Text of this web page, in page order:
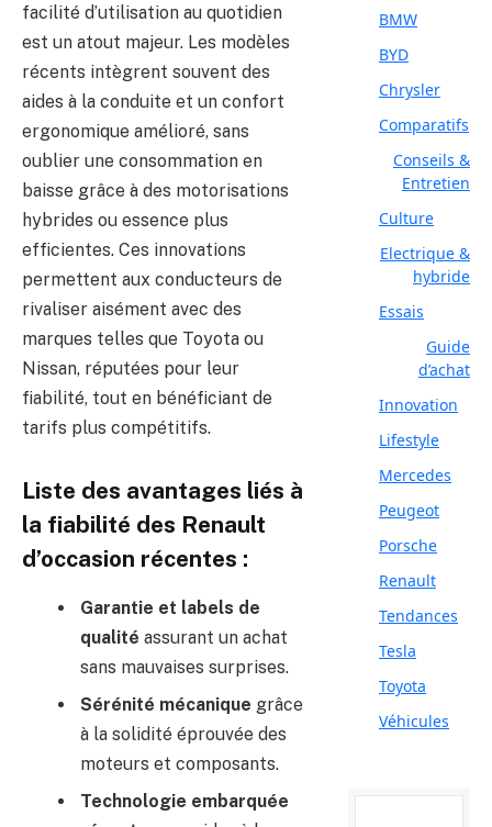
facilité d’utilisation au quotidien
est un atout majeur. Les modèles
récents intègrent souvent des
aides à la conduite et un confort
ergonomique amélioré, sans
oublier une consommation en
baisse grâce à des motorisations
hybrides ou essence plus
efficientes. Ces innovations
permettent aux conducteurs de
rivaliser aisément avec des
marques telles que Toyota ou
Nissan, réputées pour leur
fiabilité, tout en bénéficiant de
tarifs plus compétitifs.
Liste des avantages liés à
la fiabilité des Renault
d’occasion récentes :
Garantie et labels de
qualité assurant un achat
sans mauvaises surprises.
Sérénité mécanique grâce
à la solidité éprouvée des
moteurs et composants.
Technologie embarquée
BMW
BYD
Chrysler
Comparatifs
Conseils &
Entretien
Culture
Electrique &
hybride
Essais
Guide
d’achat
Innovation
Lifestyle
Mercedes
Peugeot
Porsche
Renault
Tendances
Tesla
Toyota
Véhicules